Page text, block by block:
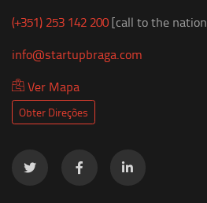
(+351) 253 142 200[call to the
info@startupbraga.com
Ver Mapa
Obter Direções